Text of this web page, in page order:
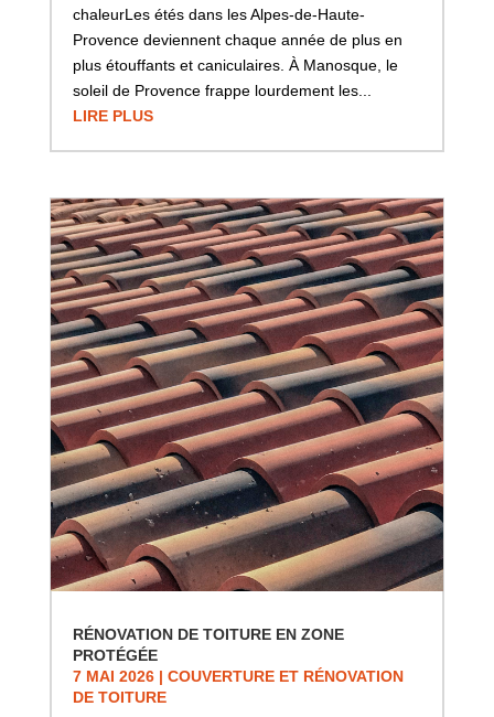
chaleurLes étés dans les Alpes-de-Haute-
Provence deviennent chaque année de plus en
plus étouffants et caniculaires. À Manosque, le
soleil de Provence frappe lourdement les...
LIRE PLUS
RÉNOVATION DE TOITURE EN ZONE
PROTÉGÉE
7 MAI 2026| COUVERTURE ET RÉNOVATION
DE TOITURE